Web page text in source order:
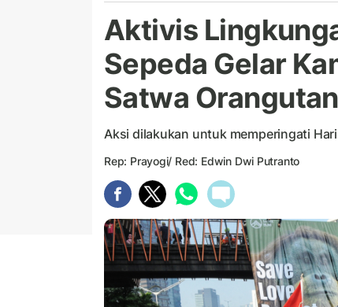
Aktivis
Sepeda Gelar
Satwa Orangutan
Aksi dilakukan untuk memperingati
Rep: Prayogi/ Red: Edwin Dwi Putranto